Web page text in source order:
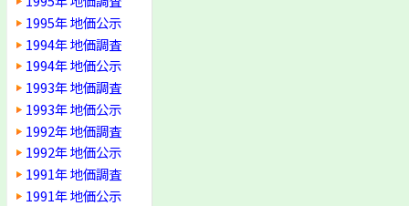
1995年 地価公示
1994年 地価調査
1994年 地価公示
1993年 地価調査
1993年 地価公示
1992年 地価調査
1992年 地価公示
1991年 地価調査
1991年 地価公示